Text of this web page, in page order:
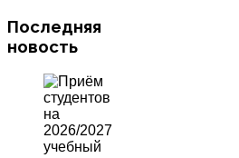
Последняя
новость